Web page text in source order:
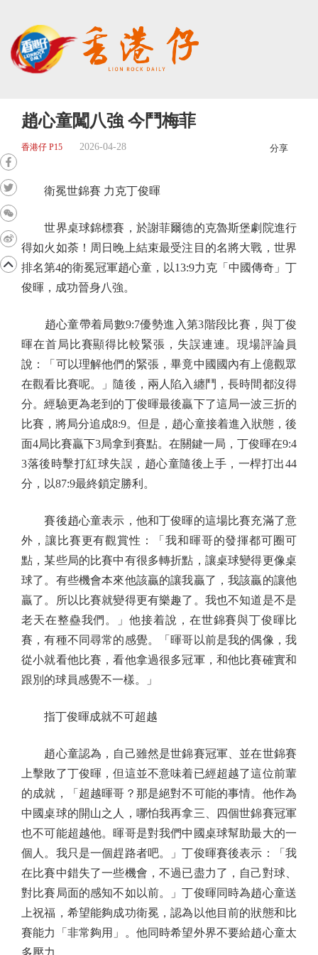
趙心童闖八強 今鬥梅菲
香港仔 P15 2026-04-28 分享
衛冕世錦賽 力克丁俊暉
世界桌球錦標賽，於謝菲爾德的克魯斯堡劇院進行
得如火如荼！周日晚上結束最受注目的名將大戰，世界
排名第4的衛冕冠軍趙心童，以13:9力克「中國傳奇」丁
俊暉，成功晉身八強。
趙心童帶着局數9:7優勢進入第3階段比賽，與丁俊
暉在首局比賽顯得比較緊張，失誤連連。現場評論員
說：「可以理解他們的緊張，畢竟中國國內有上億觀眾
在觀看比賽呢。」隨後，兩人陷入纏鬥，長時間都沒得
分。經驗更為老到的丁俊暉最後贏下了這局一波三折的
比賽，將局分追成8:9。但是，趙心童接着進入狀態，後
面4局比賽贏下3局拿到賽點。在關鍵一局，丁俊暉在9:4
3落後時擊打紅球失誤，趙心童隨後上手，一桿打出44
分，以87:9最終鎖定勝利。
賽後趙心童表示，他和丁俊暉的這場比賽充滿了意
外，讓比賽更有觀賞性：「我和暉哥的發揮都可圈可
點，某些局的比賽中有很多轉折點，讓桌球變得更像桌
球了。有些機會本來他該贏的讓我贏了，我該贏的讓他
贏了。所以比賽就變得更有樂趣了。我也不知道是不是
老天在整蠱我們。」他接着說，在世錦賽與丁俊暉比
賽，有種不同尋常的感覺。「暉哥以前是我的偶像，我
從小就看他比賽，看他拿過很多冠軍，和他比賽確實和
跟別的球員感覺不一樣。」
指丁俊暉成就不可超越
趙心童認為，自己雖然是世錦賽冠軍、並在世錦賽
上擊敗了丁俊暉，但這並不意味着已經超越了這位前輩
的成就，「超越暉哥？那是絕對不可能的事情。他作為
中國桌球的開山之人，哪怕我再拿三、四個世錦賽冠軍
也不可能超越他。暉哥是對我們中國桌球幫助最大的一
個人。我只是一個趕路者吧。」丁俊暉賽後表示：「我
在比賽中錯失了一些機會，不過已盡力了，自己對球、
對比賽局面的感知不如以前。」丁俊暉同時為趙心童送
上祝福，希望能夠成功衛冕，認為以他目前的狀態和比
賽能力「非常夠用」。他同時希望外界不要給趙心童太
多壓力。